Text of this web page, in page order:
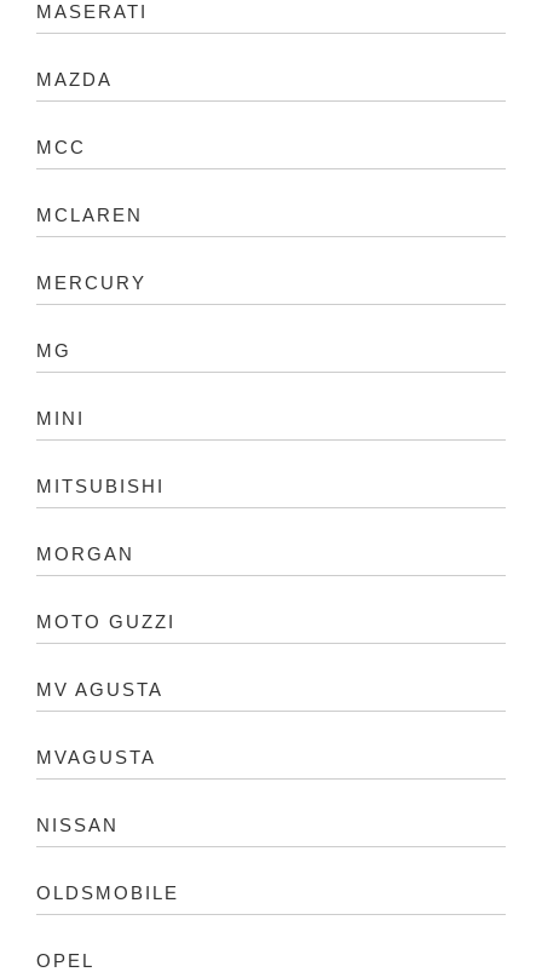
MASERATI
MAZDA
MCC
MCLAREN
MERCURY
MG
MINI
MITSUBISHI
MORGAN
MOTO GUZZI
MV AGUSTA
MVAGUSTA
NISSAN
OLDSMOBILE
OPEL